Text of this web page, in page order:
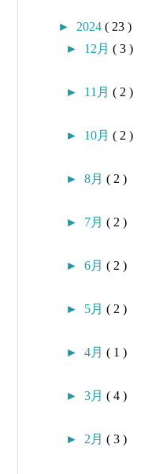
► 2024 ( 23 )
► 12月 ( 3 )
► 11月 ( 2 )
► 10月 ( 2 )
► 8月 ( 2 )
► 7月 ( 2 )
► 6月 ( 2 )
► 5月 ( 2 )
► 4月 ( 1 )
► 3月 ( 4 )
► 2月 ( 3 )